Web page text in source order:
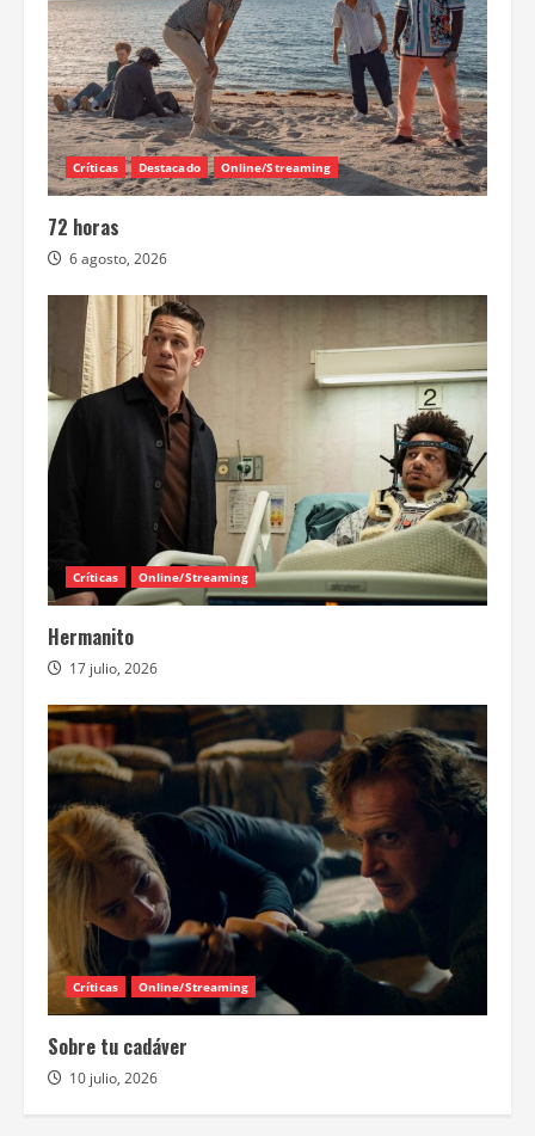
Críticas Destacado Online/Streaming
72 horas
6 agosto, 2026
Críticas Online/Streaming
Hermanito
17 julio, 2026
Críticas Online/Streaming
Sobre tu cadáver
10 julio, 2026